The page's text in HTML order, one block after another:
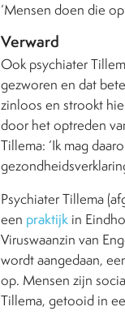
‘Mensen doen die
Verward
Ook psychiater
gezworen en dat
zinloos en strookt
door het optreden
Tillema: ‘Ik mag
Psychiater Tillema
een praktijk in
Viruswaanzin van
wordt aangedaan,
op. Mensen zijn
Tillema, getooid in